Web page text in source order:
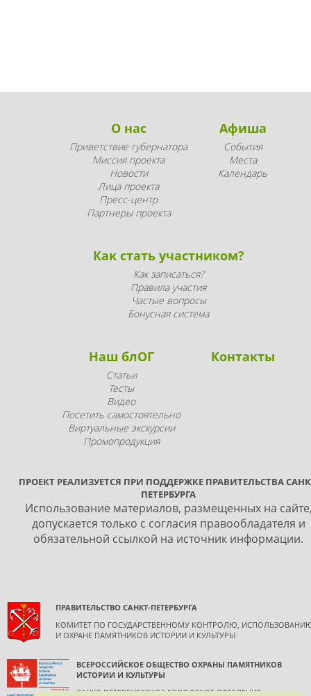
О нас
Приветствие губернатора
Миссия проекта
Новости
Лица проекта
Пресс-центр
Партнеры проекта
Афиша
События
Места
Календарь
Как стать участником?
Как записаться?
Правила участия
Частые вопросы
Бонусная система
Наш блОГ
Статьи
Тесты
Видео
Посетить самостоятельно
Виртуальные экскурсии
Промопродукция
Контакты
ПРОЕКТ РЕАЛИЗУЕТСЯ ПРИ ПОДДЕРЖКЕ ПРАВИТЕЛЬСТВА
ПЕТЕРБУРГА
Использование материалов, размещенных на
допускается только с согласия правообладателя и
обязательной ссылкой на источник информации.
ПРАВИТЕЛЬСТВО САНКТ-ПЕТЕРБУРГА
КОМИТЕТ ПО ГОСУДАРСТВЕННОМУ КОНТРОЛЮ,
И ОХРАНЕ ПАМЯТНИКОВ ИСТОРИИ И КУЛЬТУРЫ
ВСЕРОССИЙСКОЕ ОБЩЕСТВО ОХРАНЫ ПАМЯТНИКОВ
ИСТОРИИ И КУЛЬТУРЫ
САНКТ-ПЕТЕРБУРГСКОЕ ГОРОДСКОЕ ОТДЕЛЕНИЕ